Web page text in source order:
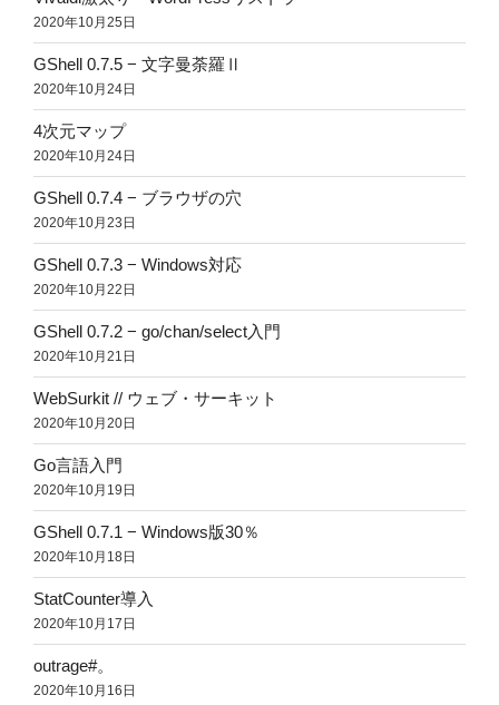
2020年10月25日
GShell 0.7.5 − 文字曼荼羅Ⅱ
2020年10月24日
4次元マップ
2020年10月24日
GShell 0.7.4 − ブラウザの穴
2020年10月23日
GShell 0.7.3 − Windows対応
2020年10月22日
GShell 0.7.2 − go/chan/select入門
2020年10月21日
WebSurkit // ウェブ・サーキット
2020年10月20日
Go言語入門
2020年10月19日
GShell 0.7.1 − Windows版30％
2020年10月18日
StatCounter導入
2020年10月17日
outrage#。
2020年10月16日